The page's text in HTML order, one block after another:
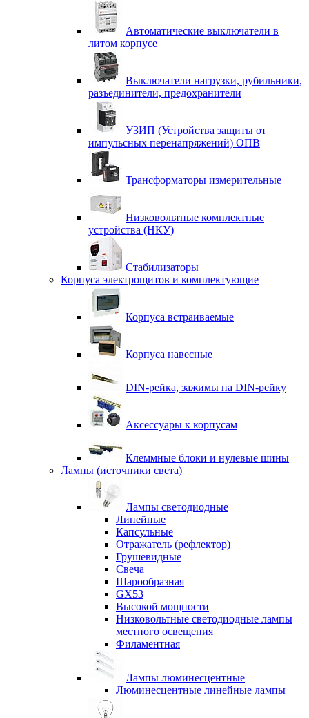
Автоматические выключатели в
литом корпусе
Выключатели нагрузки, рубильники,
разъединители, предохранители
УЗИП (Устройства защиты от
импульсных перенапряжений) ОПВ
Трансформаторы измерительные
Низковольтные комплектные
устройства (НКУ)
Стабилизаторы
Корпуса электрощитов и комплектующие
Корпуса встраиваемые
Корпуса навесные
DIN-рейка, зажимы на DIN-рейку
Аксессуары к корпусам
Клеммные блоки и нулевые шины
Лампы (источники света)
Лампы светодиодные
Линейные
Капсульные
Отражатель (рефлектор)
Грушевидные
Свеча
Шарообразная
GX53
Высокой мощности
Низковольтные светодиодные лампы
местного освещения
Филаментная
Лампы люминесцентные
Люминесцентные линейные лампы